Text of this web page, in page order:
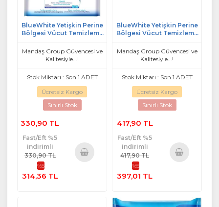
BlueWhite Yetişkin Perine
Bölgesi Vücut Temizleme
50 Yaprak Hijyenik
Mandaş Group Güvencesi ve
Kalitesiyle...!
Stok Miktarı : Son 1 ADET
Ücretsiz Kargo
Sınırlı Stok
330,90 TL
Fast/Eft %5
indirimli
330,90 TL
%5
314,36 TL
BlueWhite Yetişkin Perine
Bölgesi Vücut Temizleme
50 Yaprak Hijyenik
Mandaş Group Güvencesi ve
Kalitesiyle...!
Stok Miktarı : Son 1 ADET
Ücretsiz Kargo
Sınırlı Stok
417,90 TL
Fast/Eft %5
indirimli
417,90 TL
%5
397,01 TL